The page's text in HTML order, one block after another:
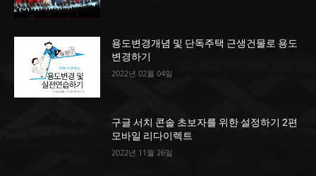
용도변경개념 및 단독주택 근생건물로 용도
변경하기
2022년 02월 04일
구글 서치 콘솔 초보자를 위한 설정하기 2편
모바일 리다이렉트
2022년 11월 26일